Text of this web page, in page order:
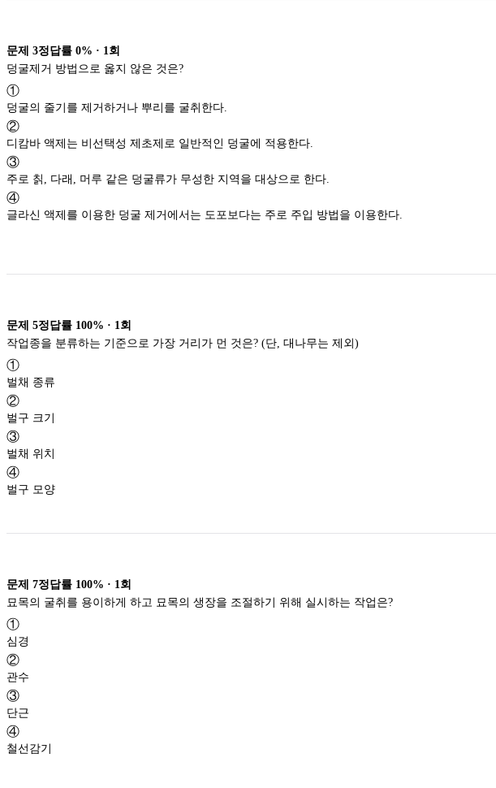
문제 3정답률 0% · 1 회
①
덩굴의 줄기를 제거하거나 뿌리를 굴취한다.
②
디캄바 액제는 비선택성 제초제로 일반적인 덩굴에 적용한다.
③
주로 칡, 다래, 머루 같은 덩굴류가 무성한 지역을 대상으로 한다.
④
글라신 액제를 이용한 덩굴 제거에서는 도포보다는 주로 주입 방법을 이용한다.
문제 5정답률 100% · 1 회
①
벌채 종류
②
벌구 크기
③
벌채 위치
④
벌구 모양
문제 7정답률 100% · 1 회
①
심경
②
관수
③
단근
④
철선감기